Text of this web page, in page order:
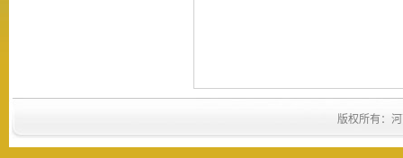
版权所有：